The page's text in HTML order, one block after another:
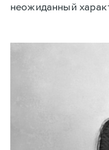
неожиданный